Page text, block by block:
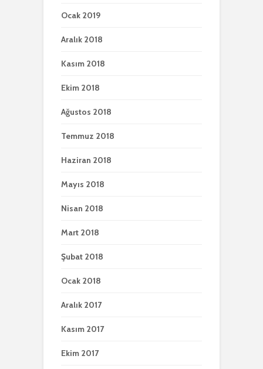
Ocak 2019
Aralık 2018
Kasım 2018
Ekim 2018
Ağustos 2018
Temmuz 2018
Haziran 2018
Mayıs 2018
Nisan 2018
Mart 2018
Şubat 2018
Ocak 2018
Aralık 2017
Kasım 2017
Ekim 2017